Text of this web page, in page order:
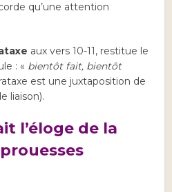
qu’une attention
aux vers 10-11, restitue le
: « bientôt fait, bientôt
est une juxtaposition de
liaison).
l’éloge de la